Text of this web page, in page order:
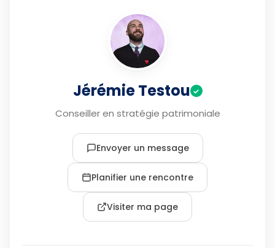
Jérémie Testou ✓
Conseiller en stratégie patrimoniale
Envoyer un message
Planifier une rencontre
Visiter ma page